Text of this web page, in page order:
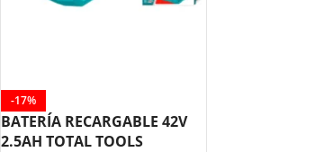
-17%
BATERÍA RECARGABLE 42V
2.5AH TOTAL TOOLS